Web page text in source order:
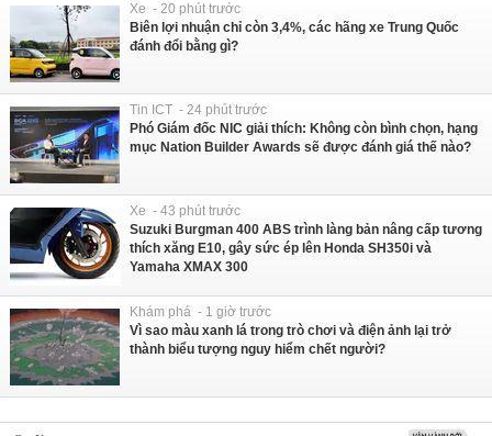
Xe - 20 phút trước
Biên lợi nhuận chỉ còn 3,4%, các hãng xe Trung Quốc
đánh đổi bằng gì?
Tin ICT - 24 phút trước
Phó Giám đốc NIC giải thích: Không còn bình chọn, hạng
mục Nation Builder Awards sẽ được đánh giá thế nào?
Xe - 43 phút trước
Suzuki Burgman 400 ABS trình làng bản nâng cấp tương
thích xăng E10, gây sức ép lên Honda SH350i và
Yamaha XMAX 300
Khám phá - 1 giờ trước
Vì sao màu xanh lá trong trò chơi và điện ảnh lại trở
thành biểu tượng nguy hiểm chết người?